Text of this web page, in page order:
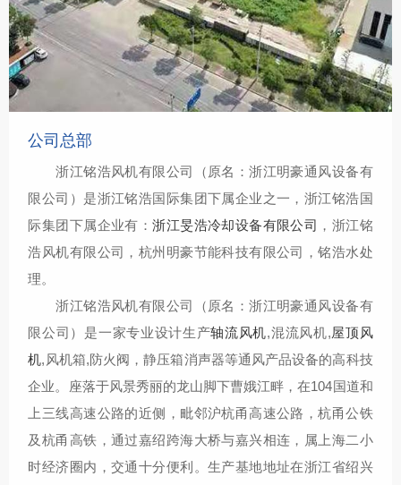
公司总部
浙江铭浩风机有限公司（原名：浙江明豪通风设备有
限公司）是浙江铭浩国际集团下属企业之一，浙江铭浩国
际集团下属企业有：浙江旻浩冷却设备有限公司 ，浙江铭
浩风机有限公司，杭州明豪节能科技有限公司，铭浩水处
理。
浙江铭浩风机有限公司（原名：浙江明豪通风设备有
限公司） 是一家专业设计生产轴流风机,混流风机,屋顶风
机,风机箱,防火阀，静压箱消声器等通风产品设备的高科技
企业。座落于风景秀丽的龙山脚下曹娥江畔，在104国道和
上三线高速公路的近侧，毗邻沪杭甬高速公路，杭甬公铁
及杭甬高铁，通过嘉绍跨海大桥与嘉兴相连，属上海二小
时经济圈内，交通十分便利。生产基地地址在浙江省绍兴